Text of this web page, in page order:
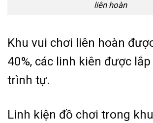
liên hoàn
Khu vui chơi liên hoàn
40%, các linh kiên được
trình tự.
Linh kiện đồ chơi trong